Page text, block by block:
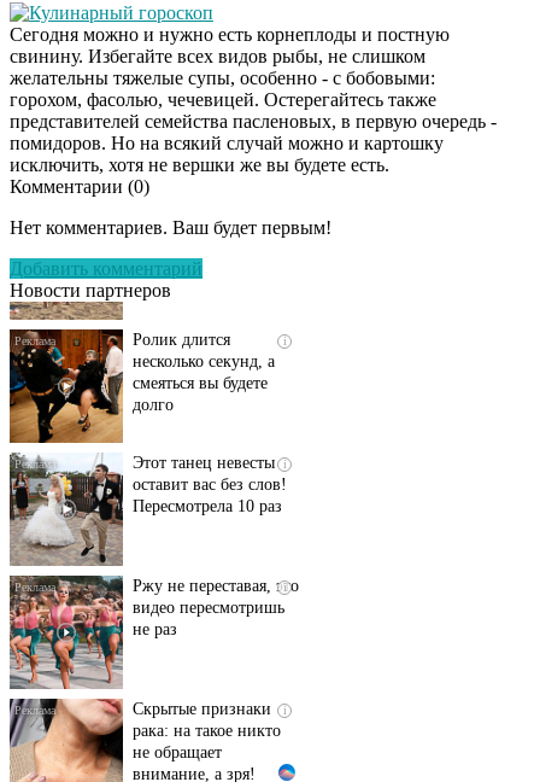
Кулинарный гороскоп
Сегодня можно и нужно есть корнеплоды и постную
свинину. Избегайте всех видов рыбы, не слишком
желательны тяжелые супы, особенно - с бобовыми:
горохом, фасолью, чечевицей. Остерегайтесь также
представителей семейства пасленовых, в первую очередь -
помидоров. Но на всякий случай можно и картошку
исключить, хотя не вершки же вы будете есть.
Комментарии (0)
Нет комментариев. Ваш будет первым!
Добавить комментарий
Новости партнеров
Скрытая камера на
люди вытворяют, когда
их не видят...
несколько секунд, а
смеяться вы будете
долго
оставит вас без слов!
Пересмотрела 10 раз
видео пересмотришь
не раз
рака: на такое никто
не обращает
внимание, а зря!